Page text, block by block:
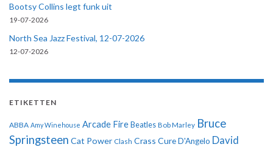
Bootsy Collins legt funk uit
19-07-2026
North Sea Jazz Festival, 12-07-2026
12-07-2026
ETIKETTEN
ABBA Amy Winehouse Arcade Fire Beatles Bob Marley Bruce
Springsteen Cat Power Clash Crass CureD'Angelo David